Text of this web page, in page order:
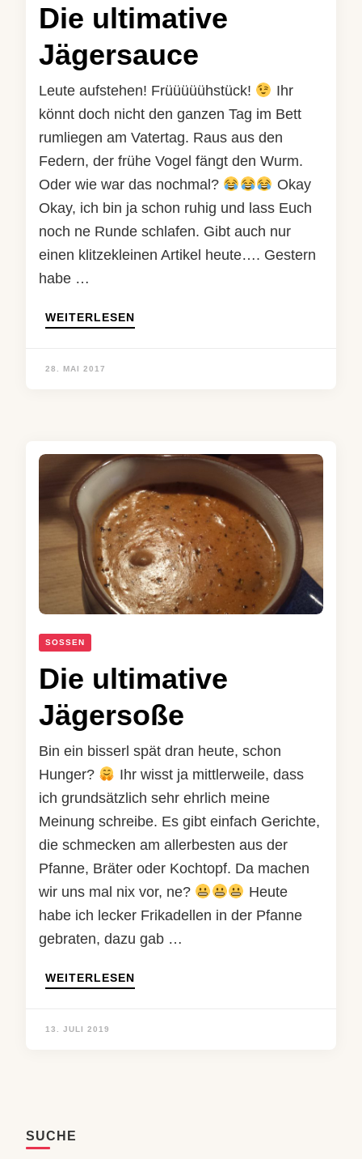
Die ultimative
Jägersauce
Leute aufstehen! Früüüüühstück!
Ihr
könnt doch nicht den ganzen Tag im Bett
rumliegen am Vatertag. Raus aus den
Federn, der frühe Vogel fängt den Wurm.
Oder wie war das nochmal?
Okay
Okay, ich bin ja schon ruhig und lass Euch
noch ne Runde schlafen. Gibt auch nur
einen klitzekleinen Artikel heute…. Gestern
habe …
WEITERLESEN
28. MAI 2017
SOSSEN
Die ultimative
Jägersoße
Bin ein bisserl spät dran heute, schon
Hunger?
Ihr wisst ja mittlerweile, dass
ich grundsätzlich sehr ehrlich meine
Meinung schreibe. Es gibt einfach Gerichte,
die schmecken am allerbesten aus der
Pfanne, Bräter oder Kochtopf. Da machen
wir uns mal nix vor, ne?
Heute
habe ich lecker Frikadellen in der Pfanne
gebraten, dazu gab …
WEITERLESEN
13. JULI 2019
SUCHE